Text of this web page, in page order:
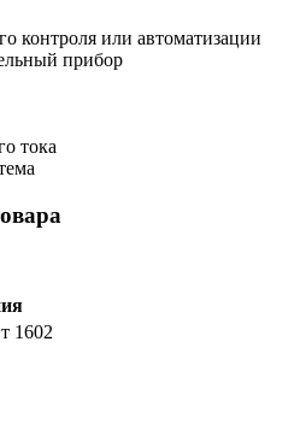
контроля или автоматизации
прибор
тока
1602